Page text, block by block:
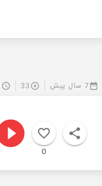
7 سال پیش 33
0